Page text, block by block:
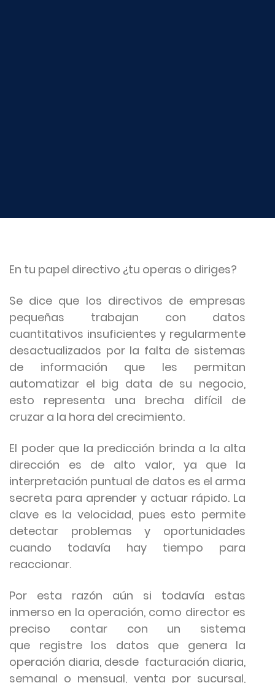
En tu papel directivo ¿tu operas o diriges?
Se dice que los directivos de empresas
pequeñas trabajan con datos
cuantitativos insuficientes y regularmente
desactualizados por la falta de sistemas
de información que les permitan
automatizar el big data de su negocio,
esto representa una brecha difícil de
cruzar a la hora del crecimiento.
El poder que la predicción brinda a la alta
dirección es de alto valor, ya que la
interpretación puntual de datos es el arma
secreta para aprender y actuar rápido. La
clave es la velocidad, pues esto permite
detectar problemas y oportunidades
cuando todavía hay tiempo para
reaccionar.
Por esta razón aún si todavía estas
inmerso en la operación, como director es
preciso contar con un sistema
que registre los datos que genera la
operación diaria, desde facturación diaria,
semanal o mensual, venta por sucursal,